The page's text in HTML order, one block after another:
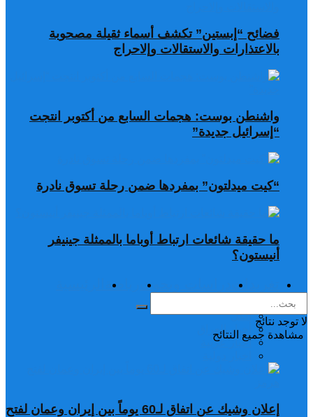
فضائح “إبستين” تكشف أسماء ثقيلة مصحوبة
بالاعتذارات والاستقالات وإلاحراج
واشنطن بوست: هجمات السابع من أكتوبر انتجت
“إسرائيل جديدة”
“كيت ميدلتون” بمفردها ضمن رحلة تسوق نادرة
ما حقيقة شائعات ارتباط أوباما بالممثلة جينيفر
أنيستون؟
تغريدات دراسات وبحوث رياضة
لا توجد نتائج
مشاهدة جميع النتائح
الكل
أخبار العراق
أخبار عربية
إعلان وشيك عن اتفاق لـ60 يوماً بين إيران وعمان لفتح